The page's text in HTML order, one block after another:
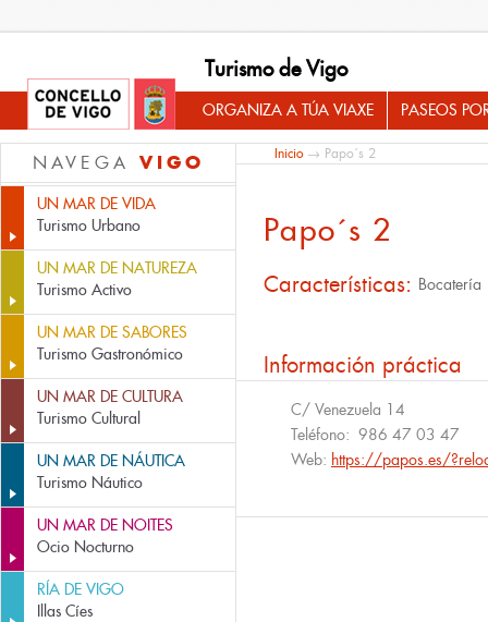
Turismo de Vigo
ORGANIZA A TÚA VIAXE PASEOS
NAVEGA VIGO
UN MAR DE VIDA
Turismo Urbano
UN MAR DE NATUREZA
Turismo Activo
UN MAR DE SABORES
Turismo Gastronómico
UN MAR DE CULTURA
Turismo Cultural
UN MAR DE NÁUTICA
Turismo Náutico
UN MAR DE NOITES
Ocio Nocturno
RÍA DE VIGO
Illas Cíes
Inicio→ Papo´s 2
Papo´s 2
Características: Bocatería
Información práctica
C/ Venezuela 14
Teléfono: 986 47 03 47
Web: https://papos.es/